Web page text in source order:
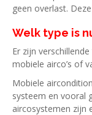
geen overlast.
Welk type is
Er zijn
mobiele airco’s of
Mobiele
systeem en vooral
aircosystemen zijn